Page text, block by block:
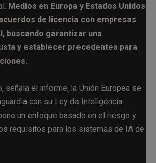
Medios en Europa y Estados Unidos
de licencia con empresas
buscando garantizar una
y establecer precedentes para
señala el informe, la Unión Europea se
con su Ley de Inteligencia
un enfoque basado en el riesgo y
requisitos para los sistemas de IA de